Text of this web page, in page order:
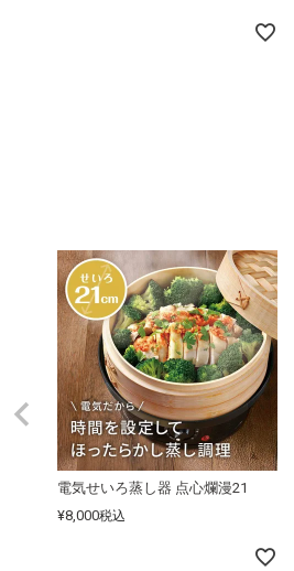
電気せいろ蒸し器 点心爛漫21
¥8,000税込